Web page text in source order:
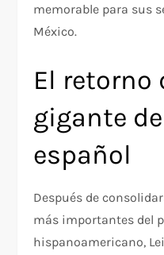
memorable para sus
México.
El retorno
gigante
español
Después de
más importantes del
hispanoamericano,